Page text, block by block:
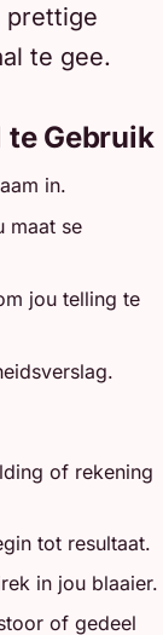
prettige
te gee.
te Gebruik
in.
maat se
jou telling te
of rekening
tot resultaat.
in jou blaaier.
of gedeel